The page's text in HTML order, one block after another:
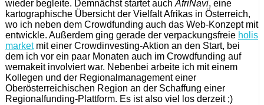
wieder begleite. Demnächst startet auch AfriNavi, eine
kartographische Übersicht der Vielfalt Afrikas in Österreich,
wo ich neben dem Crowdfunding auch das Web-Konzept mit
entwickle. Außerdem ging gerade der verpackungsfreie holis
marketmit einer Crowdinvesting-Aktion an den Start, bei
dem ich vor ein paar Monaten auch im Crowdfunding auf
wemakeit involviert war. Nebenbei arbeite ich mit einem
Kollegen und der Regionalmanagement einer
Oberösterreichischen Region an der Schaffung einer
Regionalfunding-Plattform. Es ist also viel los derzeit ;)